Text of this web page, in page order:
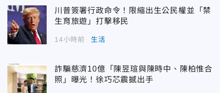
川普簽署行政命令！限縮出生公民權並「禁
生育旅遊」打擊移民
14小時前 生活
詐騙慈濟10億「陳昱瑄與陳時中、陳柏惟合
照」曝光！徐巧芯震撼出手